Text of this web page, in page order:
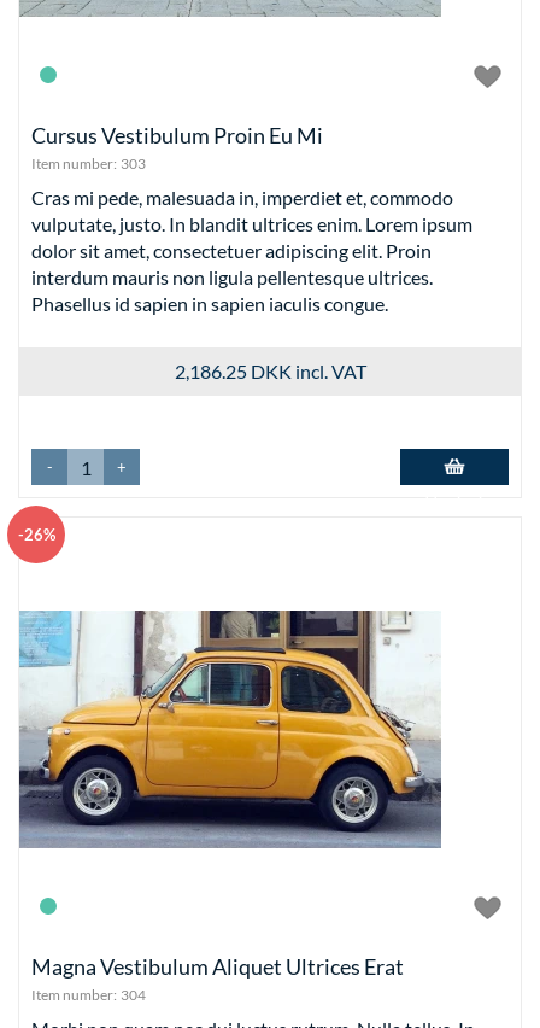
Cursus Vestibulum Proin Eu Mi
Item number: 303
Cras mi pede, malesuada in, imperdiet et, commodo
vulputate, justo. In blandit ultrices enim. Lorem ipsum
dolor sit amet, consectetuer adipiscing elit. Proin
interdum mauris non ligula pellentesque ultrices.
Phasellus id sapien in sapien iaculis congue.
2,186.25 DKK incl. VAT
- +
-26%
Magna Vestibulum Aliquet Ultrices Erat
Item number: 304